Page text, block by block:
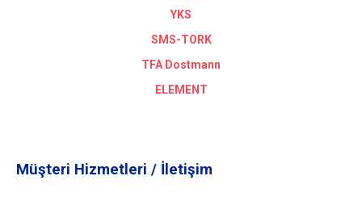
YKS
SMS-TORK
TFA Dostmann
ELEMENT
Müşteri Hizmetleri / İletişim